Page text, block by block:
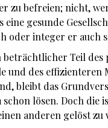
zu befreien; nicht,
gesunde
oder integer er auch
Teil
des effizienteren
bleibt das
lösen. Doch die
anderen gelöst zu